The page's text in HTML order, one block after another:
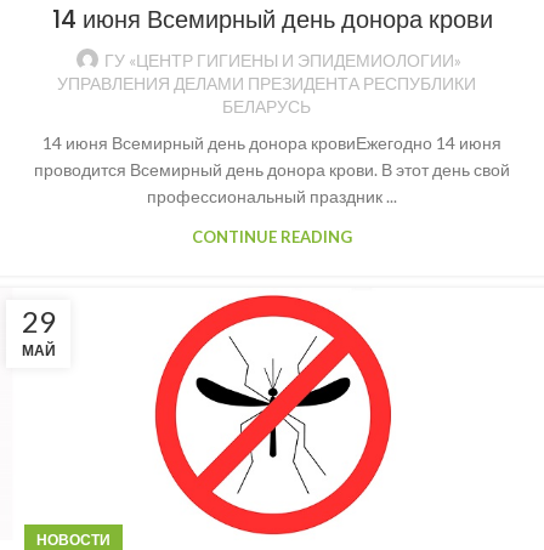
14 июня Всемирный день донора крови
ГУ «ЦЕНТР ГИГИЕНЫ И ЭПИДЕМИОЛОГИИ»
УПРАВЛЕНИЯ ДЕЛАМИ ПРЕЗИДЕНТА РЕСПУБЛИКИ
БЕЛАРУСЬ
14 июня Всемирный день донора кровиЕжегодно 14 июня
проводится Всемирный день донора крови. В этот день свой
профессиональный праздник ...
CONTINUE READING
29
МАЙ
НОВОСТИ